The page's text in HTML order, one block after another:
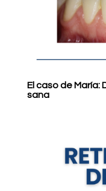
El caso de María:
sana